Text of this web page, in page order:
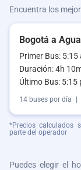
Encuentra los
Bogotá a
Primer Bus: 5:15
Duración: 4h
Último Bus: 5:15
14 buses por día
*Precios calculados
parte del operador
Puedes elegir el